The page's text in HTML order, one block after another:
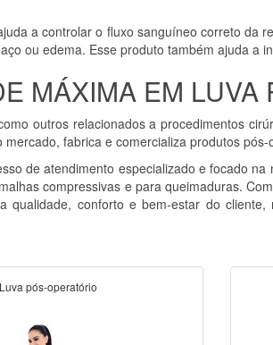
a controlar o fluxo sanguíneo correto da
ou edema. Esse produto também ajuda a
MÁXIMA EM LUVA
outros relacionados a procedimentos
mercado, fabrica e comercializa produtos
de atendimento especializado e focado
compressivas e para queimaduras.
qualidade, conforto e bem-estar do
pós-operatório